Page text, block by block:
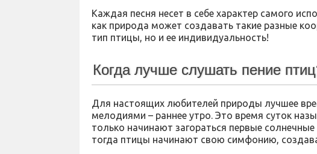
Каждая песня несет в себе характер самого
как природа может создавать такие разные
тип птицы, но и ее индивидуальность!
Когда лучше слушать пение
Для настоящих любителей природы лучшее
мелодиями – раннее утро. Это время суток
только начинают загораться первые
тогда птицы начинают свою симфонию,